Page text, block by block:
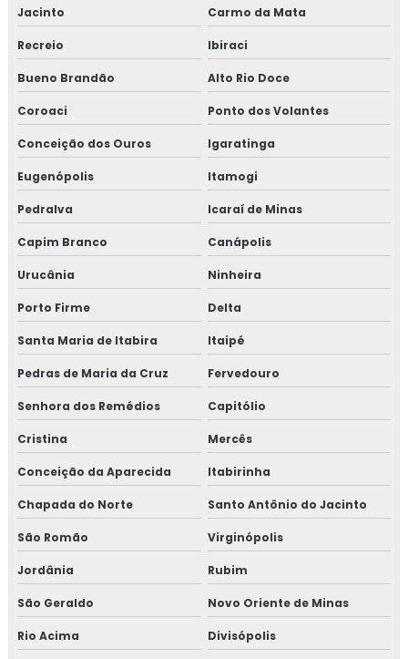
Jacinto Carmo da Mata
Recreio Ibiraci
Bueno Brandão Alto Rio Doce
Coroaci Ponto dos Volantes
Conceição dos Ouros Igaratinga
Eugenópolis Itamogi
Pedralva Icaraí de Minas
Capim Branco Canápolis
Urucânia Ninheira
Porto Firme Delta
Santa Maria de Itabira Itaipé
Pedras de Maria da Cruz Fervedouro
Senhora dos Remédios Capitólio
Cristina Mercês
Conceição da Aparecida Itabirinha
Chapada do Norte Santo Antônio do Jacinto
São Romão Virginópolis
Jordânia Rubim
São Geraldo Novo Oriente de Minas
Rio Acima Divisópolis